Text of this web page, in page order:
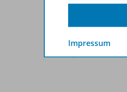
Alle 22
Impressum